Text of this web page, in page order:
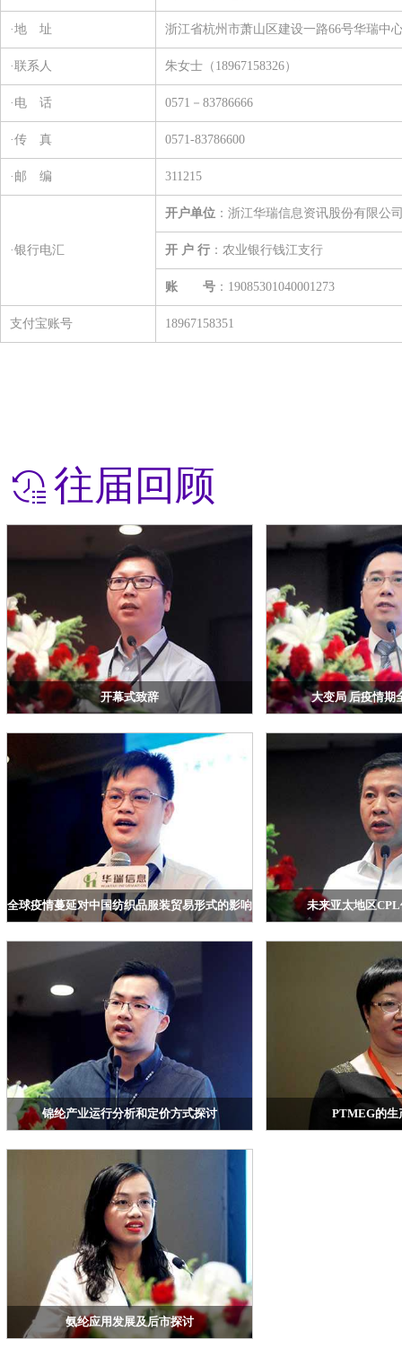
·地 址 浙江省杭州市萧山区建设一路66号华瑞中
·联系人 朱女士（18967158326）
·电 话 0571－83786666
·传 真 0571-83786600
·邮 编 311215
·银行电汇
开户单位 ：浙江华瑞信息资讯股份有限公
开 户 行 ：农业银行钱江支行
账 号 ：19085301040001273
支付宝账号 18967158351
往届回顾
开幕式致辞 大变局 后疫情期
全球疫情蔓延对中国纺织品服装贸易形式的影响分析
伟
未来亚太地区
宋满
锦纶产业运行分析和定价方式探讨
师李毅
PTMEG的生
氨纶应用发展及后市探讨